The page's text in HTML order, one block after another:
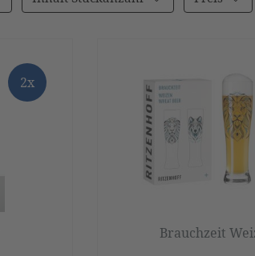
2x
Brauchzeit